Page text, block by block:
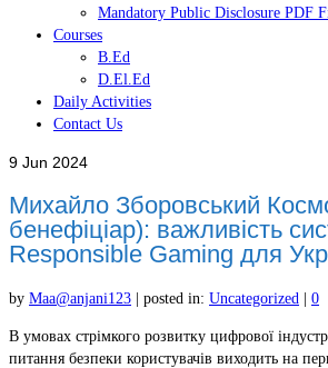
Mandatory Public Disclosure PDF
Courses
B.Ed
D.El.Ed
Daily Activities
Contact Us
9 Jun 2024
Михайло Зборовський
бенефіціар): важливість
Responsible Gaming для
by Maa@anjani123 | posted in: Uncategorized | 0
В умовах стрімкого розвитку цифрової
питання безпеки користувачів виходить на